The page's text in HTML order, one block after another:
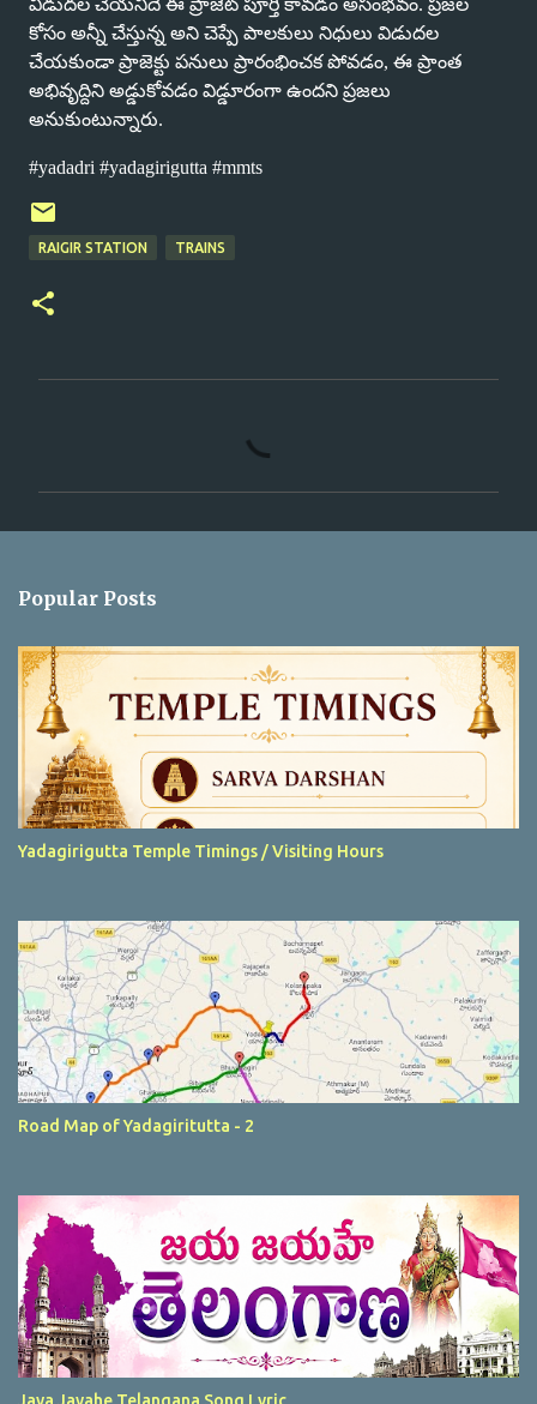
విడుదల చేయనిదే ఈ ప్రాజెట్ పూర్తి కావడం అసంభవం. ప్రజల
కోసం అన్నీ చేస్తున్న అని చెప్పే పాలకులు నిధులు విడుదల
చేయకుండా ప్రాజెక్టు పనులు ప్రారంభించక పోవడం, ఈ ప్రాంత
అభివృద్దిని అడ్డుకోవడం విడ్డూరంగా ఉందని ప్రజలు
అనుకుంటున్నారు.
#yadadri #yadagirigutta #mmts
RAIGIR STATION TRAINS
s
Popular Posts
Yadagirigutta Temple Timings / Visiting Hours
Road Map of Yadagiritutta - 2